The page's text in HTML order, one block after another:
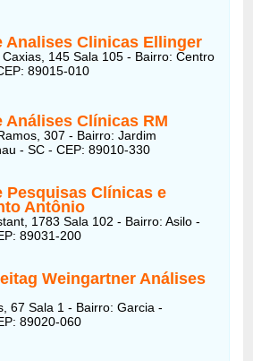
Analises Clinicas Ellinger
145 Sala 105 - Bairro: Centro
89015-010
Análises Clínicas RM
307 - Bairro: Jardim
- SC - CEP: 89010-330
Pesquisas Clínicas e
Antônio
1783 Sala 102 - Bairro: Asilo -
89031-200
Weingartner Análises
67 Sala 1 - Bairro: Garcia -
89020-060